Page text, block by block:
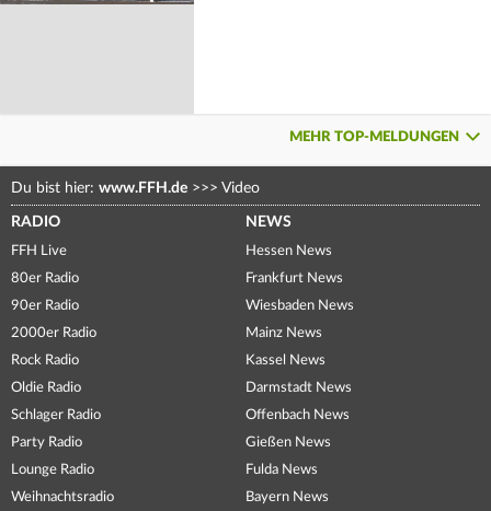
MEHR TOP-MELDUNGEN
Du bist hier: www.FFH.de >>> Video
RADIO
FFH Live
80er Radio
90er Radio
2000er Radio
Rock Radio
Oldie Radio
Schlager Radio
Party Radio
Lounge Radio
Weihnachtsradio
NEWS
Hessen News
Frankfurt News
Wiesbaden News
Mainz News
Kassel News
Darmstadt News
Offenbach News
Gießen News
Fulda News
Bayern News